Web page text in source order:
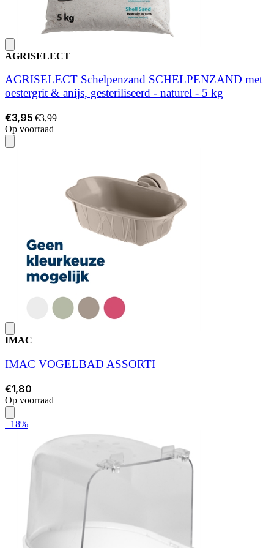
AGRISELECT
AGRISELECT Schelpenzand SCHELPENZAND met
oestergrit & anijs, gesteriliseerd - naturel - 5 kg
€3,95 €3,99
Op voorraad
IMAC
IMAC VOGELBAD ASSORTI
€1,80
Op voorraad
−18%